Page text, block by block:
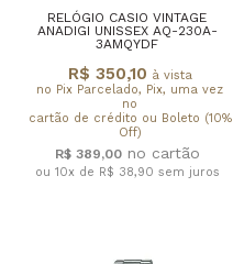
RELÓGIO CASIO VINTAGE
ANADIGI UNISSEX AQ-230A-
3AMQYDF
R$ 350,10 à vista
no Pix Parcelado, Pix, uma vez
no
cartão de crédito ou Boleto (10%
Off)
R$ 389,00
ou 10x de R$ 38,90 sem juros